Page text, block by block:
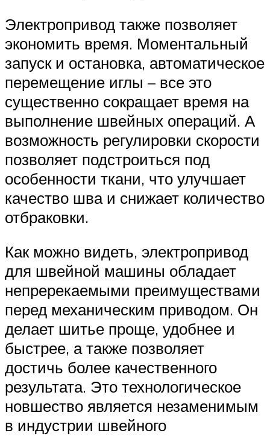
Электропривод также позволяет
экономить время. Моментальный
запуск и остановка, автоматическое
перемещение иглы – все это
существенно сокращает время на
выполнение швейных операций. А
возможность регулировки скорости
позволяет подстроиться под
особенности ткани, что улучшает
качество шва и снижает количество
отбраковки.
Как можно видеть, электропривод
для швейной машины обладает
непререкаемыми преимуществами
перед механическим приводом. Он
делает шитье проще, удобнее и
быстрее, а также позволяет
достичь более качественного
результата. Это технологическое
новшество является незаменимым
в индустрии швейного